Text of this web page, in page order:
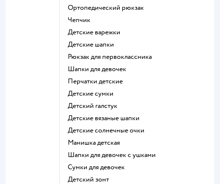
Ортопедический рюкзак
Чепчик
Детские варежки
Детские шапки
Рюкзак для первоклассника
Шапки для девочек
Перчатки детские
Детские сумки
Детский галстук
Детские вязаные шапки
Детские солнечные очки
Манишка детская
Шапки для девочек с ушками
Сумки для девочек
Детский зонт